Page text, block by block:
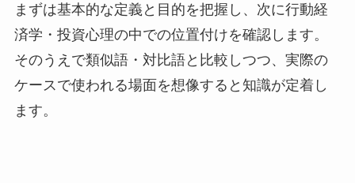
まずは基本的な定義と目的を把握し、次に行動経
済学・投資心理の中での位置付けを確認します。
そのうえで類似語・対比語と比較しつつ、実際の
ケースで使われる場面を想像すると知識が定着し
ます。